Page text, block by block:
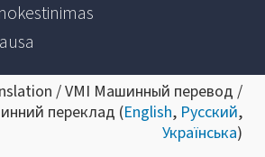
/ VMI Машинный перевод /
переклад (English, Русский,
Українська)